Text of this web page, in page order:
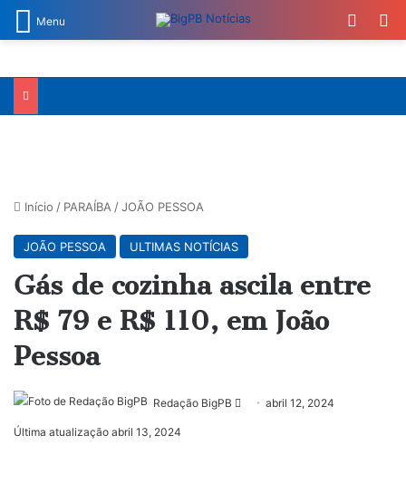
Menu
Início / PARAÍBA /JOÃO PESSOA
JOÃO PESSOA ULTIMAS NOTÍCIAS
Gás de cozinha ascila entre
R$ 79 e R$ 110, em João
Pessoa
Redação BigPB
Mandeabril 12, 2024
Última atualização abril 13, 2024